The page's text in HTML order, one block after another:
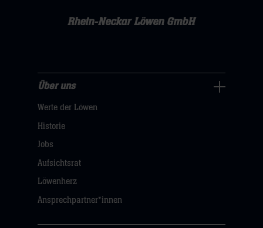
Rhein-Neckar Löwen GmbH
uns
Navigation
öffnen,
hier
Über uns
Werte der Löwen
Historie
Jobs
Aufsichtsrat
Löwenherz
Ansprechpartner*innen